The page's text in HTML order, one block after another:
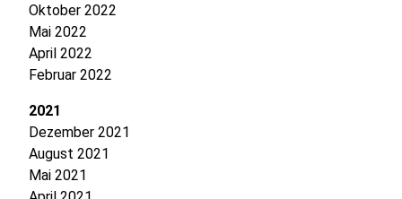
Oktober 2022
Mai 2022
April 2022
Februar 2022
2021
Dezember 2021
August 2021
Mai 2021